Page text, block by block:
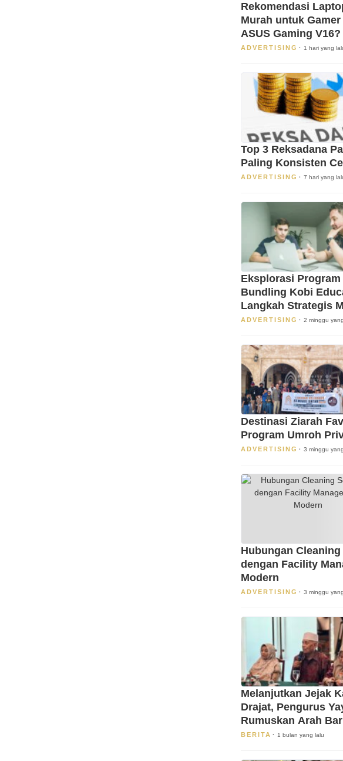
Rekomendasi
Murah untuk
ASUS Gaming V16?
ADVERTISING 1 hari yang
Top 3 Reksadana
Paling Konsisten
ADVERTISING 7 hari yang
Eksplorasi Program
Bundling Kobi
Langkah Strategis
S1 di Luar Negeri!
ADVERTISING 2 minggu
Destinasi Ziarah
Program Umroh
ADVERTISING 3 minggu
Hubungan
dengan Facility
Modern
ADVERTISING 3 minggu
Melanjutkan Jejak
Drajat, Pengurus
Rumuskan Arah
BERITA 1 bulan yang lalu